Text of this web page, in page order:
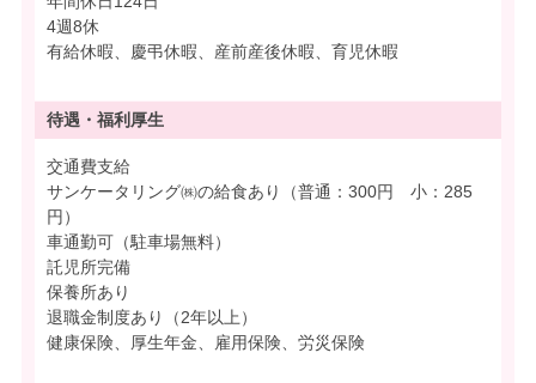
4週8休
有給休暇、慶弔休暇、産前産後休暇、育児休暇
待遇・ 福利厚生
交通費支給
サンケータリング㈱の給食あり（普通：300円 小：285
円）
車通勤可（駐車場無料）
託児所完備
保養所あり
退職金制度あり（2年以上）
健康保険、厚生年金、雇用保険、労災保険